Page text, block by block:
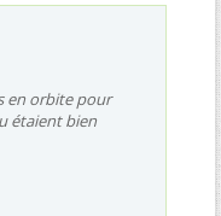
en orbite pour
étaient bien